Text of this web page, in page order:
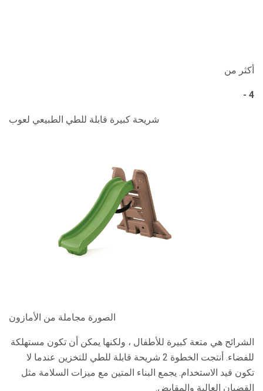
أكثر من
4 -
شريحة كبيرة قابلة للطي الطبيعي لعوب
الصورة مجاملة من الأمازون
الشرائح هي متعة كبيرة للأطفال ، ولكنها يمكن أن تكون مستهلكة
للفضاء. أنتجت الخطوة 2 شريحة قابلة للطي للتخزين عندما لا
تكون قيد الاستخدام. يجمع البناء المتين مع ميزات السلامة مثل
القضبان العالية والمقابض.